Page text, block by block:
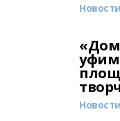
Новости
Новости